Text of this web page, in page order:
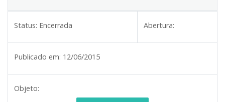
Status: Encerrada Abertura:
Publicado em: 12/06/2015
Objeto: